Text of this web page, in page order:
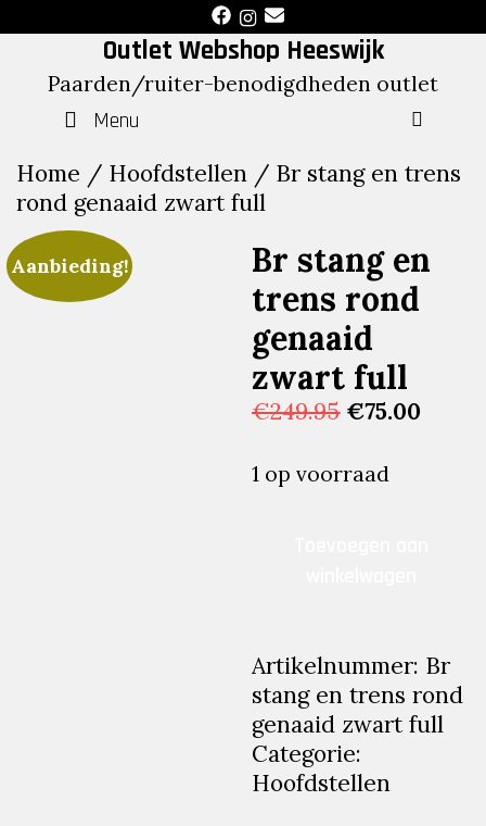
to
content
Outlet Webshop Heeswijk
Paarden/ruiter-benodigdheden outlet
Menu
Home / Hoofdstellen / Br stang en trens
rond genaaid zwart full
Aanbieding!
Br stang en
trens rond
genaaid
zwart full
€249.95
was:
€75.00
1 op voorraad
rond
genaaid
zwart
full
aantal
Artikelnummer: Br
stang en trens rond
genaaid zwart full
Categorie:
Hoofdstellen